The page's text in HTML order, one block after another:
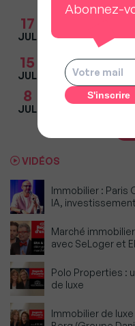
17
JUL
Agents
Benchabat
15
JUL
Proptech : «
has been », Jesus
8
JUL
Marché
sur les prix »,
VIDÉOS
Immobilier : Paris
IA,
Marché
avec SeLoger et
Polo Properties :
de luxe
Immobilier de
Abonnez-